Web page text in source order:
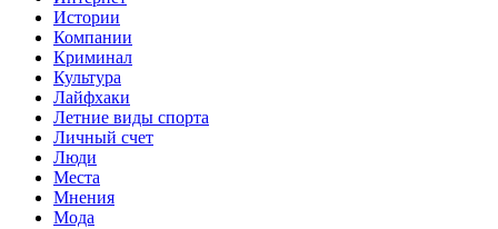
Истории
Компании
Криминал
Культура
Лайфхаки
Летние виды спорта
Личный счет
Люди
Места
Мнения
Мода